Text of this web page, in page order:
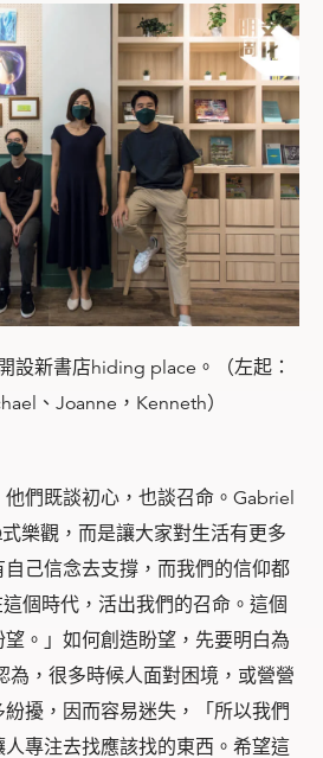
設新書店hiding place。（左起：
、Joanne，Kenneth）
們既談初心，也談召命。Gabriel
樂觀，而是讓大家對生活有更多
己信念去支撐，而我們的信仰都
個時代，活出我們的召命。這個
。」如何創造盼望，先要明白為
為，很多時候人面對困境，或營營
擾，因而容易迷失，「所以我們
專注去找應該找的東西。希望這